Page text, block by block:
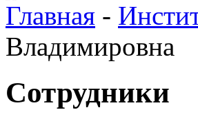
Главная -
Владимировна
Сотрудники